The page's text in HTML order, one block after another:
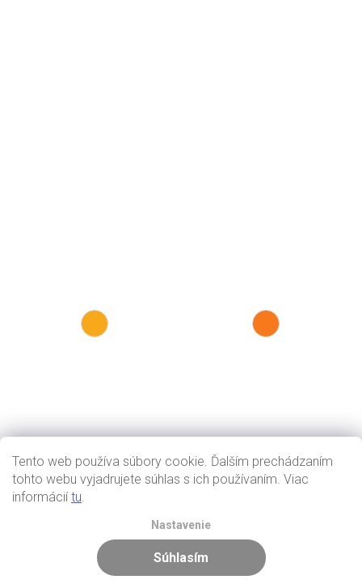
Tento web používa súbory cookie. Ďalším prechádzaním
tohto webu vyjadrujete súhlas s ich používaním. Viac
informáciítu.
Nastavenie
Súhlasím